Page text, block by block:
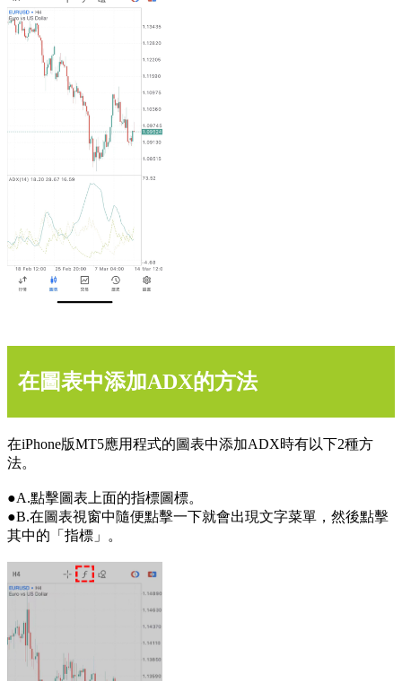
在圖表中添加ADX的方法
在iPhone版MT5應用程式的圖表中添加ADX時有以下2種方
法。
●A.點擊圖表上面的指標圖標。
●B.在圖表視窗中隨便點擊一下就會出現文字菜單，然後點擊
其中的「指標」。